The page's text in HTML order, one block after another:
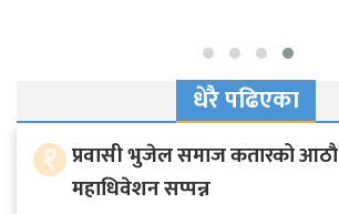
धेरै पढिएका
१ प्रवासी भुजेल समाज कतारको आठाै
महाधिवेशन सप्पन्न